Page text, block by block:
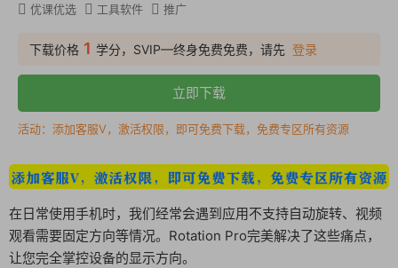
优课优选 工具软件 推广
下载价格 1 学分，SVIP—终身免费免费，请先 登录
立即下载
活动：添加客服V，激活权限，即可免费下载，免费专区所有资源
在日常使用手机时，我们经常会遇到应用不支持自动旋转、视频
观看需要固定方向等情况。Rotation Pro完美解决了这些痛点，
让您完全掌控设备的显示方向。